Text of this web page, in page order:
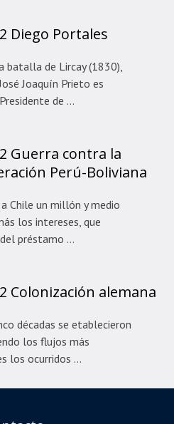
Diego Portales
batalla de Lircay (1830),
Joaquín Prieto es
de …
Guerra contra la
Perú-Boliviana
Chile un millón y medio
los intereses, que
préstamo …
Colonización alemana
décadas se etablecieron
los flujos más
los ocurridos …